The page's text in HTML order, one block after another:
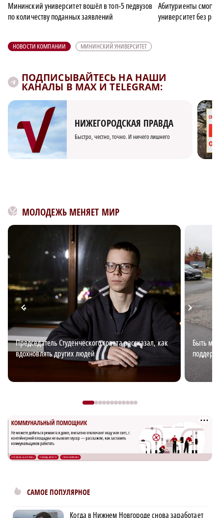
Мининский университет вошёл в топ‑5 педвузов
по количеству поданных заявлений
Абитуриенты
университет без
НОВОСТИ КОМПАНИИ МИНИНСКИЙ УНИВЕРСИТЕТ
ПОДПИСЫВАЙТЕСЬ НА НАШИ
КАНАЛЫ В MAX И TELEGRAM:
НИЖЕГОРОДСКАЯ ПРАВДА
Быстро, честно, точно. И ничего лишнего
МОЛОДЕЖЬ МЕНЯЕТ МИР
Председатель Студенческого совета рассказал, как
вдохновлять других людей
Быть
САМОЕ ПОПУЛЯРНОЕ
Когда в Нижнем Новгороде снова заработает